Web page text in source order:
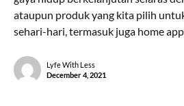
ataupun produk yang kita pilih
sehari-hari, termasuk juga home
Lyfe With Less
December 4, 2021